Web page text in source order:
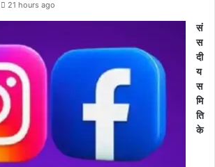
21 hours ago
सं
स
दी
य
स
मि
ति
के